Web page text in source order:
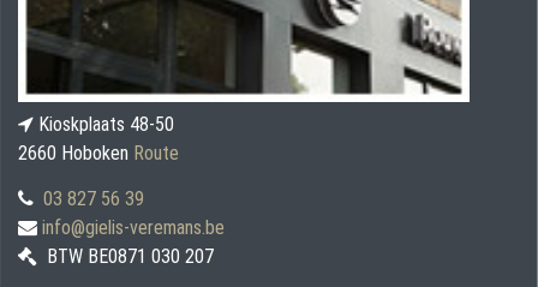
Kioskplaats 48-50
2660 Hoboken Route
03 827 56 39
info@gielis-veremans.be
BTW BE0871 030 207